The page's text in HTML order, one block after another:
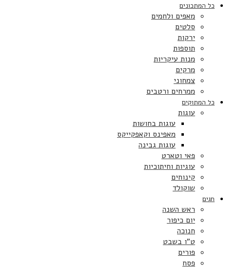
כל המתכונים
מאפים ולחמים
סלטים
ירקות
תוספות
מנות עיקריות
מרקים
צמחוני
ממרחים ורטבים
כל המתוקים
עוגות
עוגות בחושות
מאפינס וקאפקייקס
עוגות גבינה
פאי וטארט
עוגיות וחיתוכיות
קינוחים
שוקולד
חגים
ראש השנה
יום כיפור
חנוכה
ט”ו בשבט
פורים
פסח